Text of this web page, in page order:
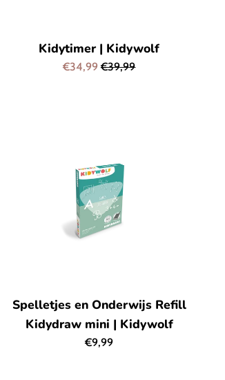
Kidytimer | Kidywolf
Aanbiedingsprijs
€34,99Normale
€39,99
Spelletjes en Onderwijs Refill
Kidydraw mini | Kidywolf
Normale
€9,99